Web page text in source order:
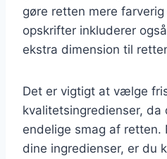
gøre retten mere
opskrifter inkluderer
ekstra dimension til
Det er vigtigt at vælge
kvalitetsingredienser, da
endelige smag af retten.
dine ingredienser, er du